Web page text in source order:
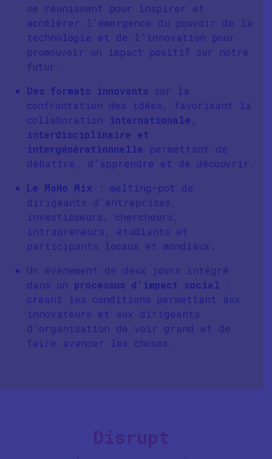
se réunissent pour inspirer et
accélérer l’émergence du pouvoir de la
technologie et de l’innovation pour
promouvoir un impact positif sur notre
futur.
Des formats innovants sur la
confrontation des idées, favorisant la
collaboration internationale,
interdisciplinaire et
intergénérationnelle permettant de
débattre, d’apprendre et de découvrir.
Le MoHo Mix : melting-pot de
dirigeants d’entreprises,
investisseurs, chercheurs,
intrapreneurs, étudiants et
participants locaux et mondiaux.
Un événement de deux jours intégré
dans un processus d’impact social :
créant les conditions permettant aux
innovateurs et aux dirigeants
d’organisation de voir grand et de
faire avancer les choses.
Disrupt